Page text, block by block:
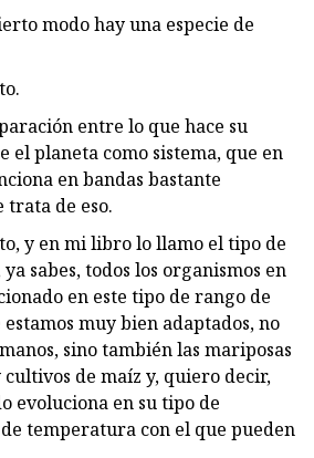
modo hay una especie de
entre lo que hace su
el planeta como sistema, que en
en bandas bastante
trata de eso.
y en mi libro lo llamo el tipo de
sabes, todos los organismos en
en este tipo de rango de
muy bien adaptados, no
sino también las mariposas
cultivos de maíz y, quiero decir,
evoluciona en su tipo de
temperatura con el que pueden